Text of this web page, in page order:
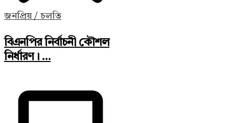
জনপ্রিয় / চলতি
বিএনপির নির্বাচনী কৌশল
নির্ধারণ। ...